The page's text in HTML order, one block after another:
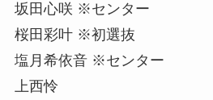
坂田心咲 ※センター
桜田彩叶 ※初選抜
塩月希依音 ※センター
上西怜